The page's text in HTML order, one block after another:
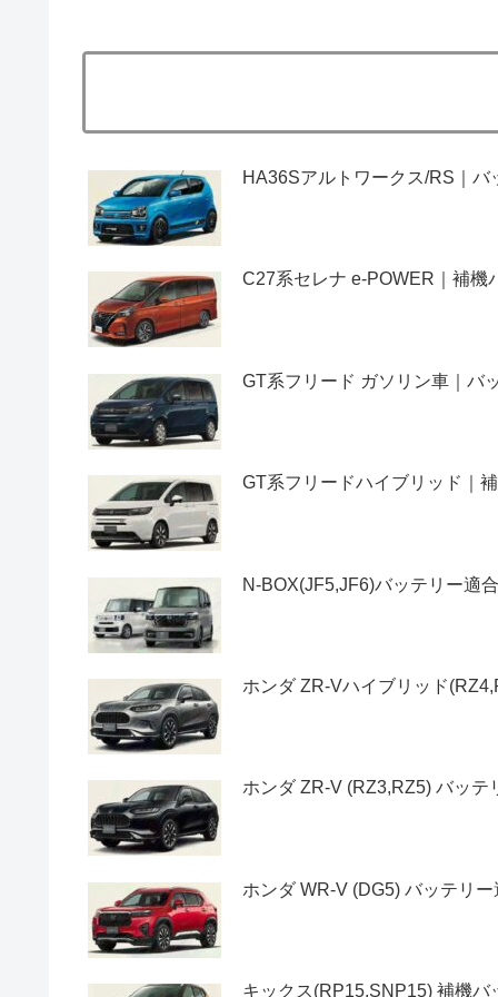
HA36Sアルトワークス/RS｜
C27系セレナ e-POWER｜補機
GT系フリード ガソリン車｜バ
GT系フリードハイブリッド｜
N-BOX(JF5,JF6)バッテリー適
ホンダ ZR-Vハイブリッド
ホンダ ZR-V (RZ3,RZ5) バッテ
ホンダ WR-V (DG5) バッテリ
キックス(RP15,SNP15) 補機